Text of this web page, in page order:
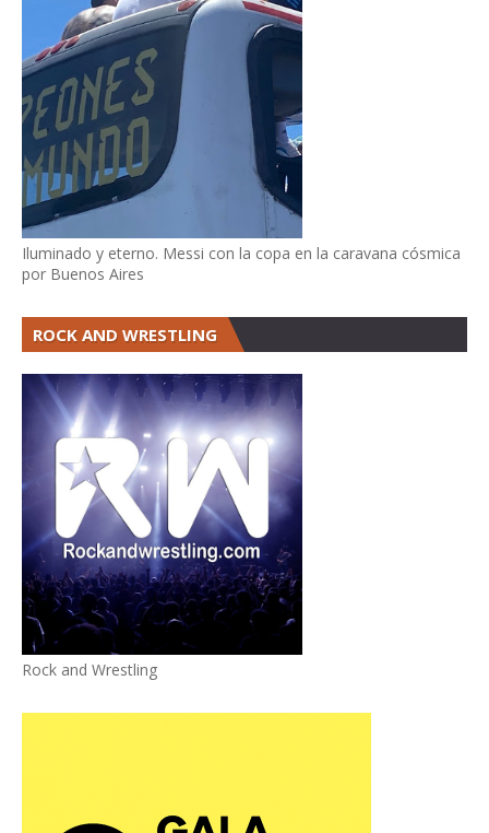
Iluminado y eterno. Messi con la copa en la caravana cósmica
por Buenos Aires
ROCK AND WRESTLING
Rock and Wrestling